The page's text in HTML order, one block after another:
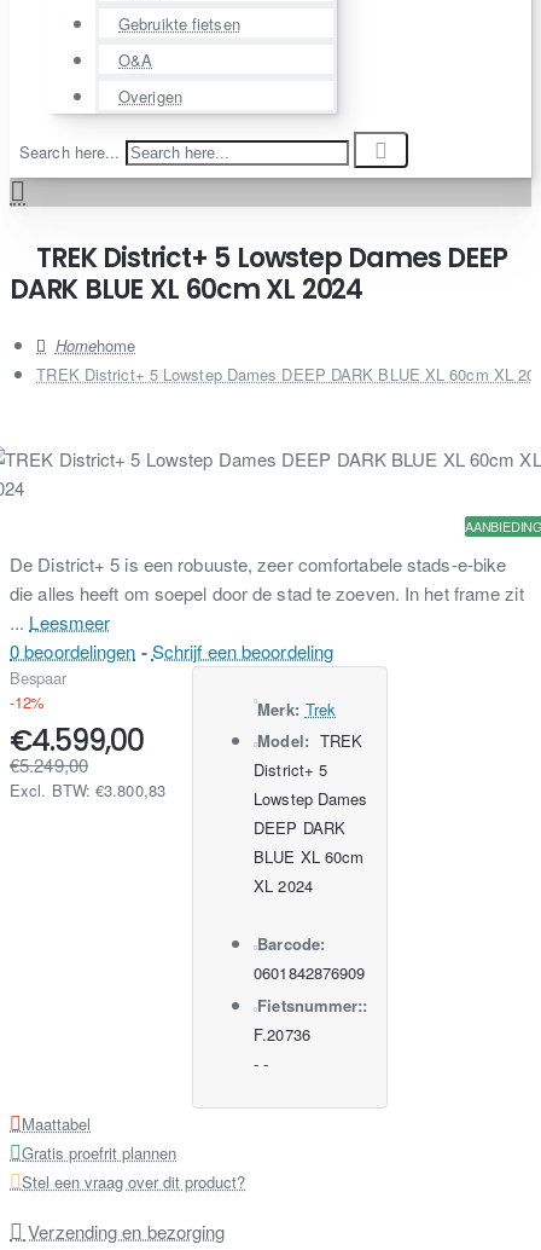
Gebruikte fietsen
O&A
Overigen
Search here...
TREK District+ 5 Lowstep Dames DEEP
DARK BLUE XL 60cm XL 2024
home
TREK District+ 5 Lowstep Dames DEEP DARK BLUE XL 60cm XL
De District+ 5 is een robuuste, zeer comfortabele stads-e-bike
die alles heeft om soepel door de stad te zoeven. In het frame zit
... Leesmeer
0 beoordelingen - Schrijf een beoordeling
Bespaar
-12%
€4.599,00
€5.249,00
Excl. BTW: €3.800,83
Merk: Trek
Model: TREK
District+ 5
Lowstep Dames
DEEP DARK
BLUE XL 60cm
XL 2024
Barcode:
0601842876909
Fietsnummer::
F.20736
- -
Maattabel
Gratis proefrit plannen
Stel een vraag over dit product?
Verzending en bezorging